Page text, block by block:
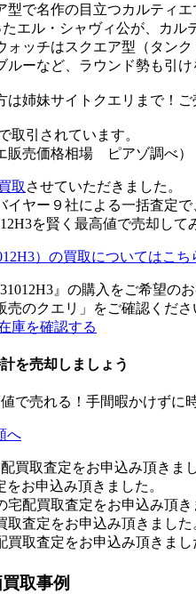
型で名作の目立つカルティ
エル・シャヴィ公が、カ
ッチはスクエア型（タン
ーなど、ラウンド勢も引
は姉妹サイトクエリまで！
取引されています。
販売価格相場 ピアゾ調べ）
取 させていただきました。
ヤー９社による一括査定
を賢く最高値で売却して
）の買取についてはこち
』の購入をご希望のお
のクエリ」をご確認くだ
庫を確認する
を売却しましょう
で売れる！手間暇かけずに
へ
買取査定をお申込み頂きまし
お申込み頂きました。
配買取査定をお申込み頂き
査定をお申込み頂きました
取査定をお申込み頂きまし
取事例